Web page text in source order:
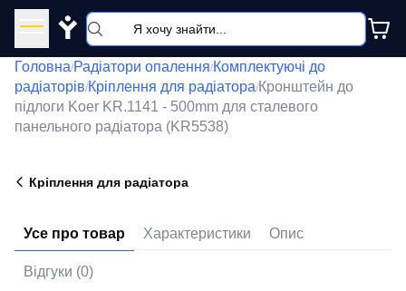
Y
Головна/Радіатори опалення/Комплектуючі до
радіаторів/Кріплення для радіатора/Кронштейн до
підлоги Koer KR.1141 - 500mm для сталевого
панельного радіатора (KR5538)
Кріплення для радіатора
Усе про товар Характеристики Опис
Відгуки (0)